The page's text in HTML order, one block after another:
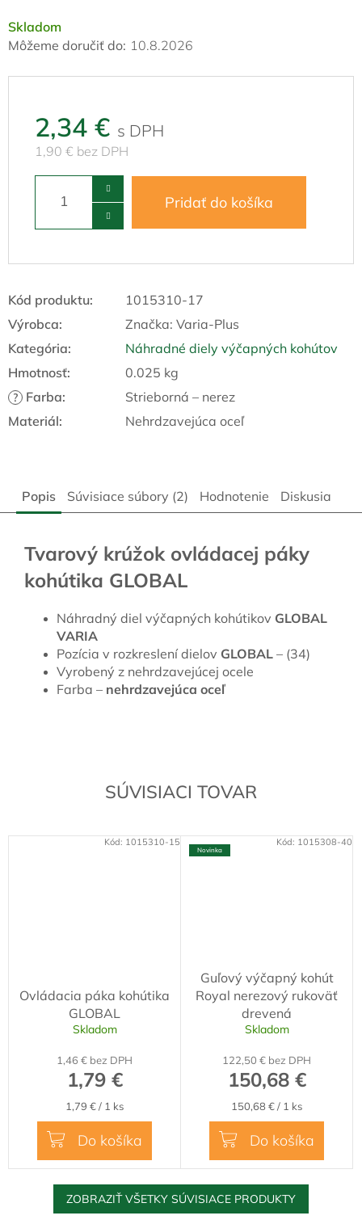
Skladom
Môžeme doručiť do: 10.8.2026
2,34 €
1,90 € bez DPH
Pridať do košíka
Kód produktu:
1015310-17
Výrobca:
Značka: Varia-Plus
Kategória:
Náhradné diely výčapných kohútov
Hmotnosť: 0.025 kg
? Farba:
Strieborná – nerez
Materiál: Nehrdzavejúca oceľ
SÚVISIACI TOVAR
Ovládacia páka kohútika
GLOBAL
Skladom
1,46 € bez DPH
1,79 €
Jednotková
cena:
1,79 € / 1 ks
Do košíka
Kód: 1015310-15
Novinka
Guľový výčapný kohút
Royal nerezový rukoväť
drevená
Skladom
122,50 € bez DPH
150,68 €
Jednotková
cena:
150,68 € / 1 ks
Do košíka
Kód: 1015308-40
ZOBRAZIŤ VŠETKY SÚVISIACE PRODUKTY
Popis Súvisiace súbory (2) Hodnotenie Diskusia
Tvarový krúžok ovládacej páky
kohútika GLOBAL
Náhradný diel výčapných kohútikov GLOBAL
VARIA
Pozícia v rozkreslení dielov GLOBAL – (34)
Vyrobený z nehrdzavejúcej ocele
Farba – nehrdzavejúca oceľ